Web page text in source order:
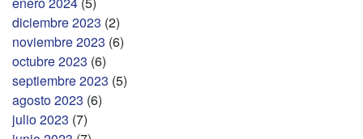
diciembre 2023 (2)
noviembre 2023 (6)
octubre 2023 (6)
septiembre 2023 (5)
agosto 2023 (6)
julio 2023 (7)